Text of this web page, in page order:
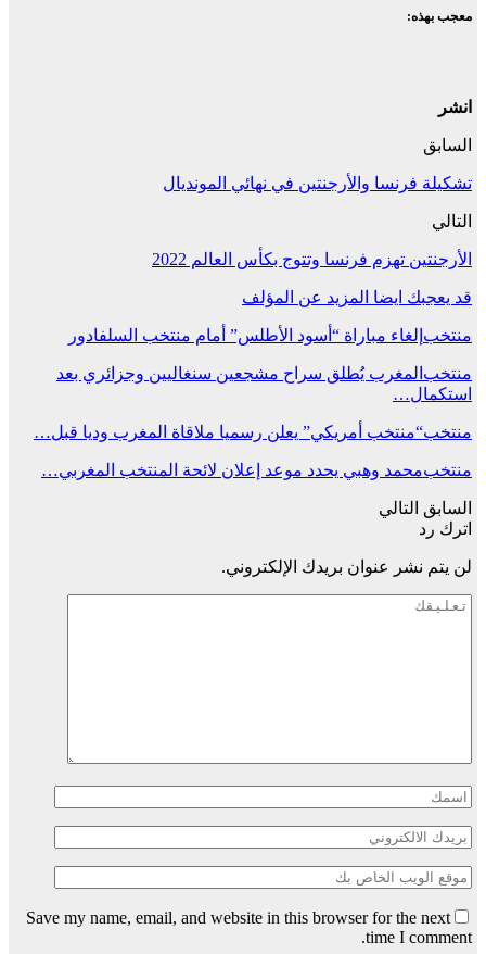
معجب بهذه:
انشر
السابق
تشكيلة فرنسا والأرجنتين في نهائي المونديال
التالي
الأرجنتين تهزم فرنسا وتتوج بكأس العالم 2022
قد يعجبك ايضا المزيد عن المؤلف
منتخب إلغاء مباراة “أسود الأطلس” أمام منتخب السلفادور
منتخب المغرب يُطلق سراح مشجعين سنغاليين وجزائري بعد
استكمال…
منتخب“منتخب أمريكي” يعلن رسميا ملاقاة المغرب وديا قبل…
منتخبمحمد وهبي يحدد موعد إعلان لائحة المنتخب المغربي…
السابق التالي
اترك رد
لن يتم نشر عنوان بريدك الإلكتروني.
Save my name, email, and website in this browser for the next
time I comment.